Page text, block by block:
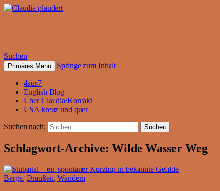
Suchen
Primäres Menü Springe zum Inhalt
4aus7
English Blog
Über Claudia/Kontakt
USA kreuz und quer
Suchen nach:
Schlagwort-Archive: Wilde Wasser Weg
Berge, Draußen, Wandern